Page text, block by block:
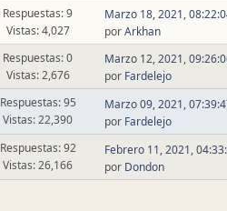
Respuestas: 9
Vistas: 4,027
Marzo 18, 2021,
porArkhan
Respuestas: 0
Vistas: 2,676
Marzo 12, 2021,
por Fardelejo
Respuestas: 95
Vistas: 22,390
Marzo 09, 2021,
por Fardelejo
Respuestas: 92
Vistas: 26,166
Febrero 11, 2021,
por Dondon